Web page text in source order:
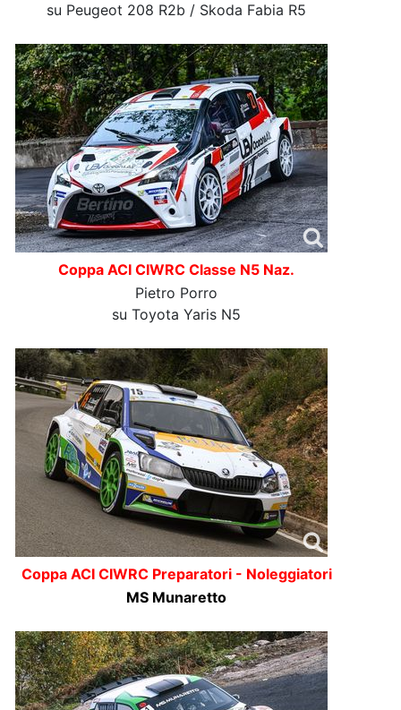
su Peugeot 208 R2b / Skoda Fabia R5
Coppa ACI CIWRC Classe N5 Naz.
Pietro Porro
su Toyota Yaris N5
Coppa ACI CIWRC Preparatori - Noleggiatori
MS Munaretto